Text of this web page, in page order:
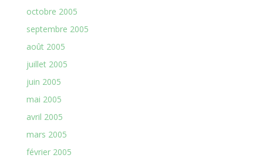
octobre 2005
septembre 2005
août 2005
juillet 2005
juin 2005
mai 2005
avril 2005
mars 2005
février 2005